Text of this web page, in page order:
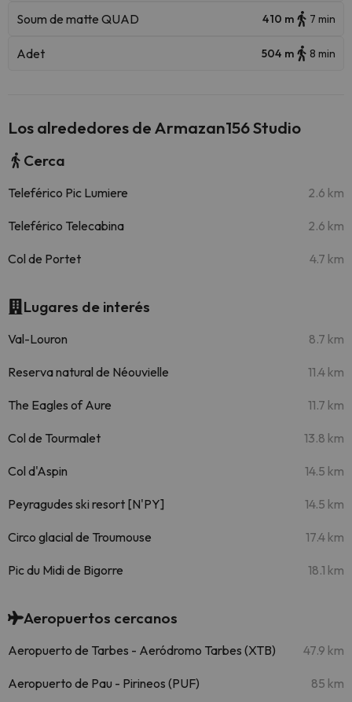
Soum de matte QUAD 410 m 7 min
Adet 504 m 8 min
Los alrededores de Armazan156 Studio
Cerca
Teleférico Pic Lumiere 2.6 km
Teleférico Telecabina 2.6 km
Col de Portet 4.7 km
Lugares de interés
Val-Louron 8.7 km
Reserva natural de Néouvielle 11.4 km
The Eagles of Aure 11.7 km
Col de Tourmalet 13.8 km
Col d'Aspin 14.5 km
Peyragudes ski resort [N'PY] 14.5 km
Circo glacial de Troumouse 17.4 km
Pic du Midi de Bigorre 18.1 km
Aeropuertos cercanos
Aeropuerto de Tarbes - Aeródromo Tarbes (XTB) 47.9 km
Aeropuerto de Pau - Pirineos (PUF) 85 km